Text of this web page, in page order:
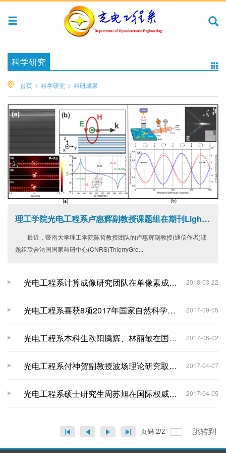
科学研究
首页 > 科学研究 > 科研成果
理工学院光电工程系卢惠辉副教授课题组在期刊Light: Science & A...
最近，暨南大学理工学院陈哲教授团队的卢惠辉副教授(通信作者)课
题组联合法国国家科研中心(CNRS)ThierryGro...
光电工程系计算成像研究团队在单像素成像取得新进展 2018-03-22
光电工程系喜获8项2017年国家自然科学基金项目 2017-09-05
光电工程系本科生欧阳腾辉、林丽敏在国际权威期刊发表科研论文 2017-06-02
光电工程系付神贺副教授波场理论研究取得突破性成果 2017-04-07
光电工程系硕士研究生周苏旭在国际权威期刊发表科研论文 2017-04-05
页码 2/2 跳转到